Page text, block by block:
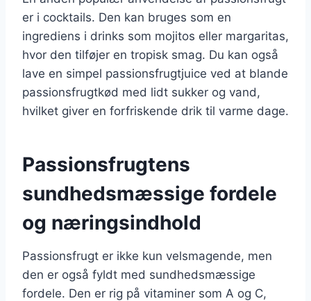
er i cocktails. Den kan bruges som en
ingrediens i drinks som mojitos eller margaritas,
hvor den tilføjer en tropisk smag. Du kan også
lave en simpel passionsfrugtjuice ved at blande
passionsfrugtkød med lidt sukker og vand,
hvilket giver en forfriskende drik til varme dage.
Passionsfrugtens
sundhedsmæssige fordele
og næringsindhold
Passionsfrugt er ikke kun velsmagende, men
den er også fyldt med sundhedsmæssige
fordele. Den er rig på vitaminer som A og C,